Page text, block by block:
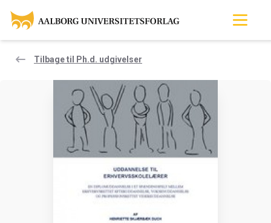
Tilbage til Ph.d. udgivelser